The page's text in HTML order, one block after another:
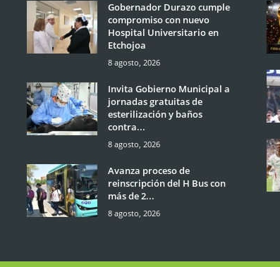
Gobernador Durazo cumple
compromiso con nuevo
Hospital Universitario en
Etchojoa
8 agosto, 2026
Invita Gobierno Municipal a
jornadas gratuitas de
esterilización y baños
contra...
8 agosto, 2026
Avanza proceso de
reinscripción del H Bus con
más de 2...
8 agosto, 2026